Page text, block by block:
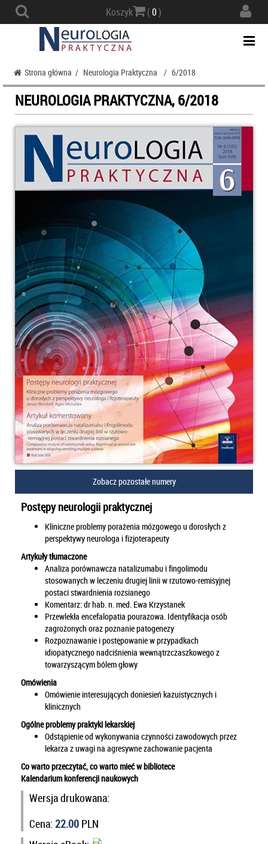
Koszyk (0)
Strona główna / Neurologia Praktyczna / 6/2018
NEUROLOGIA PRAKTYCZNA, 6/2018
Zobacz pozostałe numery
Postępy neurologii praktycznej
Kliniczne problemy porażenia mózgowego u dorosłych z
perspektywy neurologa i fizjoterapeuty
Artykuły tłumaczone
Analiza porównawcza natalizumabu i fingolimodu
stosowanych w leczeniu drugiej linii w rzutowo-remisyjnej
postaci stwardnienia rozsianego
Komentarz: dr hab. n. med. Ewa Krzystanek
Przewlekła encefalopatia pourazowa. Identyfikacja osób
zagrożonych oraz poznanie patogenezy
Rozpoznawanie i postępowanie w przypadkach
idiopatycznego nadciśnienia wewnątrzczaszkowego z
towarzyszącym bólem głowy
Omówienia
Omówienie interesujących doniesień kazuistycznych i
klinicznych
Ogólne problemy praktyki lekarskiej
Odstąpienie od wykonywania czynności zawodowych przez
lekarza z uwagi na agresywne zachowanie pacjenta
Co warto przeczytać, co warto mieć w bibliotece
Kalendarium konferencji naukowych
Wersja drukowana:
Cena: 22.00 PLN